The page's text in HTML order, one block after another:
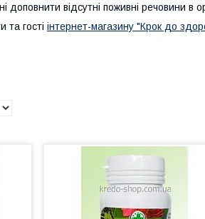
доповнити відсутні поживні речовини в
та гості інтернет-магазину "Крок до